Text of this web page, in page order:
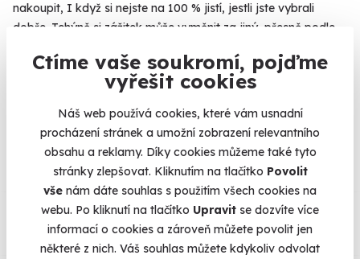
Ctíme vaše soukromí, pojďme
vyřešit cookies
Náš web používá cookies, které vám usnadní
procházení stránek a umožní zobrazení relevantního
obsahu a reklamy. Díky cookies můžeme také tyto
stránky zlepšovat. Kliknutím na tlačítko Povolit
vše nám dáte souhlas s použitím všech cookies na
webu. Po kliknutí na tlačítko Upravit se dozvíte více
informací o cookies a zároveň můžete povolit jen
některé z nich. Váš souhlas můžete kdykoliv odvolat
nakoupit, I když si nejste na 100 % jistí, jestli jste vybrali
dobře. Tchýně si zážitek může vyměnit za jiný, přesně podle
heureka.cz
Co si o nás myslí
Zobraz ohlasy